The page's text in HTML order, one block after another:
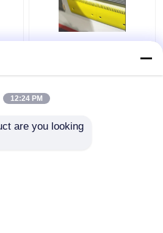
Alumimium geworfener
Kamm
12:24 PM
are you looking